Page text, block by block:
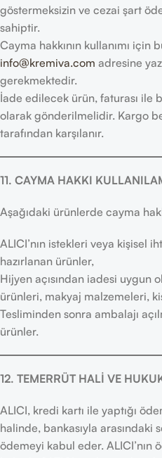
göstermeksizin ve cezai şart
sahiptir.
Cayma hakkının kullanımı için
info@kremiva.com adresine
gerekmektedir.
İade edilecek ürün, faturası ile
olarak gönderilmelidir. Kargo
tarafından karşılanır.
11. CAYMA HAKKI
Aşağıdaki ürünlerde cayma
ALICI’nın istekleri veya kişisel
hazırlanan ürünler,
Hijyen açısından iadesi uygun
ürünleri, makyaj malzemeleri,
Tesliminden sonra ambalajı
ürünler.
12. TEMERRÜT HALİ VE
ALICI, kredi kartı ile yaptığı
halinde, bankasıyla arasındaki
ödemeyi kabul eder.